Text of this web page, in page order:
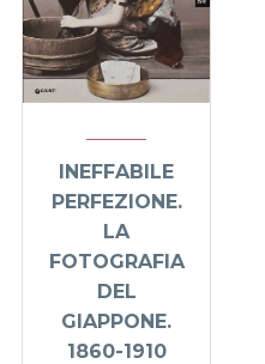
INEFFABILE
PERFEZIONE.
LA
FOTOGRAFIA
DEL
GIAPPONE.
1860-1910